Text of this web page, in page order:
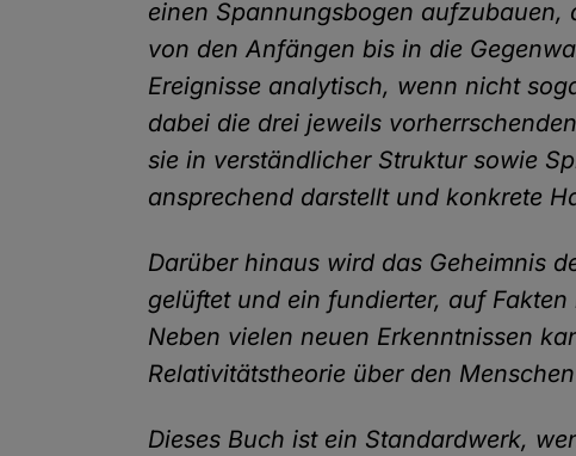
einen Spannungsbogen aufzubauen,
von den Anfängen bis in die
Ereignisse analytisch, wenn nicht
dabei die drei jeweils
sie in verständlicher Struktur sowie
ansprechend darstellt und konkrete
Darüber hinaus wird das Geheimnis
gelüftet und ein fundierter, auf
Neben vielen neuen Erkenntnissen
Relativitätstheorie über den
Dieses Buch ist ein Standardwerk,